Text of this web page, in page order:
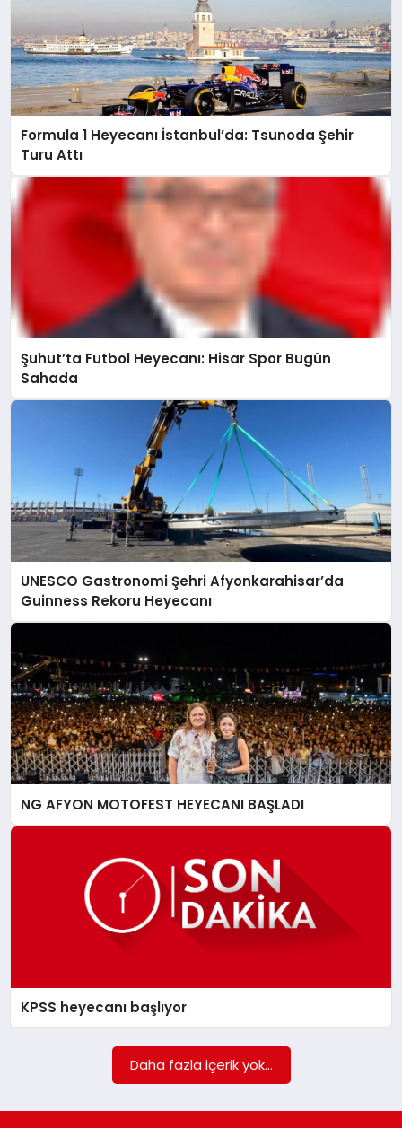
Formula 1 Heyecanı İstanbul’da: Tsunoda Şehir
Turu Attı
Şuhut’ta Futbol Heyecanı: Hisar Spor Bugün
Sahada
UNESCO Gastronomi Şehri Afyonkarahisar’da
Guinness Rekoru Heyecanı
NG AFYON MOTOFEST HEYECANI BAŞLADI
KPSS heyecanı başlıyor
Daha fazla içerik yok...